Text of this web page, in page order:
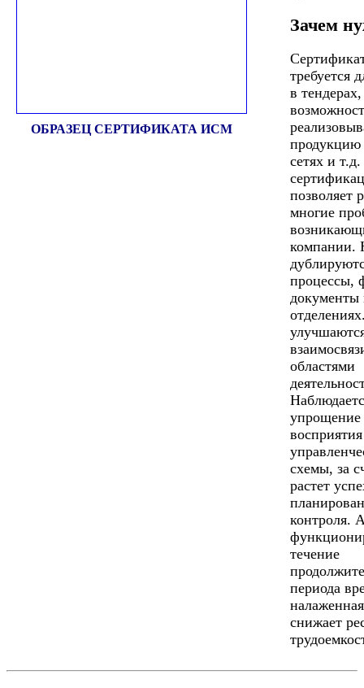
ОБРАЗЕЦ СЕРТИФИКАТА ИСМ
Зачем
требуется
в
продукцию
сетях и
позволяет
многие
компании.
процессы,
документы
областями
упрощение
схемы, за
растет
контроля.
течение
периода
снижает